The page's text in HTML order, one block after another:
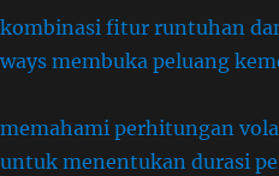
kombinasi fitur runtuhan
ways membuka peluang
memahami perhitungan
untuk menentukan durasi